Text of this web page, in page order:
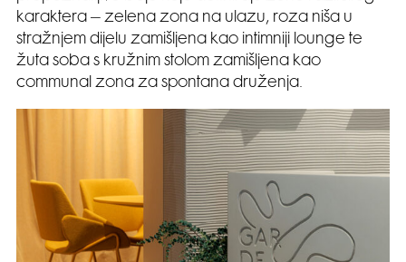
karaktera – zelena zona na ulazu, roza niša u
stražnjem dijelu zamišljena kao intimniji lounge te
žuta soba s kružnim stolom zamišljena kao
communal zona za spontana druženja.